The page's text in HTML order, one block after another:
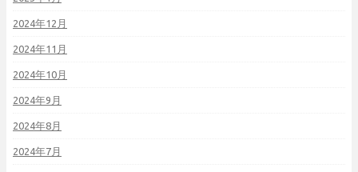
2024年12月
2024年11月
2024年10月
2024年9月
2024年8月
2024年7月